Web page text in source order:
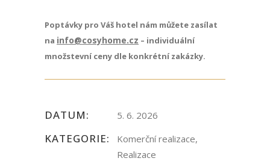
Poptávky pro Váš hotel nám můžete zasílat
na info@cosyhome.cz – individuální
množstevní ceny dle konkrétní zakázky.
DATUM: 5. 6. 2026
KATEGORIE:
Komerční realizace,
Realizace